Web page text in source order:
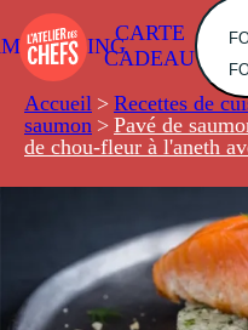
CARTE
CADEAU
Accueil > Recettes de
saumon > Pavé de
de chou-fleur à l'aneth